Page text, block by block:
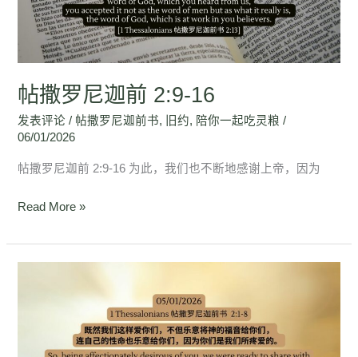
帖撒罗尼迦前 2:9-16
发表评论 / 帖撒罗尼迦前书, 旧约, 陪你一起吃灵粮 /
06/01/2026
帖撒罗尼迦前 2:9-16 为此，我们也不断地感谢上帝，因为
2:9-
Read More »